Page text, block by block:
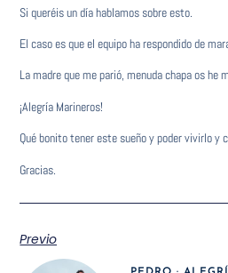
Si queréis un día hablamos sobre esto.
El caso es que el equipo ha respondido de
La madre que me parió, menuda chapa os he
¡Alegría Marineros!
Qué bonito tener este sueño y poder vivirlo y
Gracias.
Previo